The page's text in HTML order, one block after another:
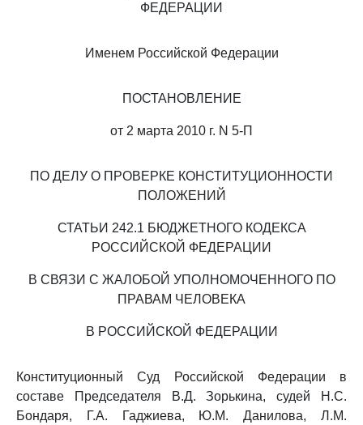
ФЕДЕРАЦИИ
Именем Российской Федерации
ПОСТАНОВЛЕНИЕ
от 2 марта 2010 г. N 5-П
ПО ДЕЛУ О ПРОВЕРКЕ КОНСТИТУЦИОННОСТИ
ПОЛОЖЕНИЙ
СТАТЬИ 242.1 БЮДЖЕТНОГО КОДЕКСА
РОССИЙСКОЙ ФЕДЕРАЦИИ
В СВЯЗИ С ЖАЛОБОЙ УПОЛНОМОЧЕННОГО ПО
ПРАВАМ ЧЕЛОВЕКА
В РОССИЙСКОЙ ФЕДЕРАЦИИ
Конституционный Суд Российской Федерации в
составе Председателя В.Д. Зорькина, судей Н.С.
Бондаря, Г.А. Гаджиева, Ю.М. Данилова, Л.М.